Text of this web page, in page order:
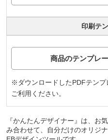
印刷テ
商品のテンプレ
※ダウンロードしたPDFテン
ご利用ください。
『かんたんデザイナー』は、お
み合わせて、自分だけのオリジ